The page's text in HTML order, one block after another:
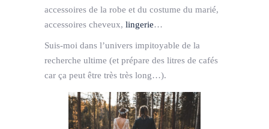
accessoires de la robe et du costume du marié,
accessoires cheveux, lingerie…
Suis-moi dans l’univers impitoyable de la
recherche ultime (et prépare des litres de cafés
car ça peut être très très long…).